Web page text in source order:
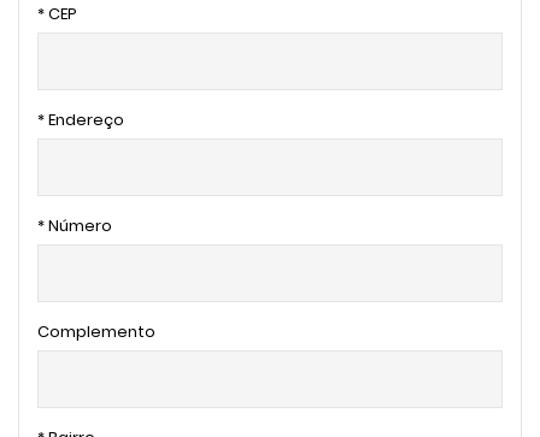
* CEP
* Endereço
* Número
Complemento